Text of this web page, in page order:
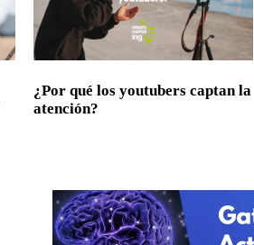
¿Por qué los youtubers captan la
atención?